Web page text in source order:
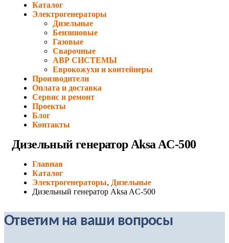
Каталог
Электрогенераторы
Дизельные
Бензиновые
Газовые
Сварочные
АВР СИСТЕМЫ
Еврокожухи и контейнеры
Производители
Оплата и доставка
Сервис и ремонт
Проекты
Блог
Контакты
Дизельный генератор Aksa AC-500
Главная
Каталог
Электрогенераторы, Дизельные
Дизельный генератор Aksa AC-500
Ответим на ваши вопросы